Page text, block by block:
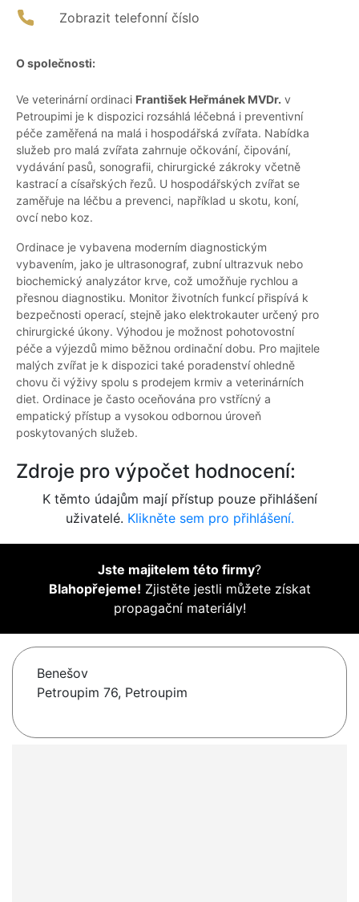
Zobrazit telefonní číslo
O společnosti:
Ve veterinární ordinaci František Heřmánek MVDr. v
Petroupimi je k dispozici rozsáhlá léčebná i preventivní
péče zaměřená na malá i hospodářská zvířata. Nabídka
služeb pro malá zvířata zahrnuje očkování, čipování,
vydávání pasů, sonografii, chirurgické zákroky včetně
kastrací a císařských řezů. U hospodářských zvířat se
zaměřuje na léčbu a prevenci, například u skotu, koní,
ovcí nebo koz.
Ordinace je vybavena moderním diagnostickým
vybavením, jako je ultrasonograf, zubní ultrazvuk nebo
biochemický analyzátor krve, což umožňuje rychlou a
přesnou diagnostiku. Monitor životních funkcí přispívá k
bezpečnosti operací, stejně jako elektrokauter určený pro
chirurgické úkony. Výhodou je možnost pohotovostní
péče a výjezdů mimo běžnou ordinační dobu. Pro majitele
malých zvířat je k dispozici také poradenství ohledně
chovu či výživy spolu s prodejem krmiv a veterinárních
diet. Ordinace je často oceňována pro vstřícný a
empatický přístup a vysokou odbornou úroveň
poskytovaných služeb.
Zdroje pro výpočet hodnocení:
K těmto údajům mají přístup pouze přihlášení
uživatelé. Klikněte sem pro přihlášení.
Jste majitelem této firmy?
Blahopřejeme! Zjistěte jestli můžete získat
propagační materiály!
Benešov
Petroupim 76, Petroupim